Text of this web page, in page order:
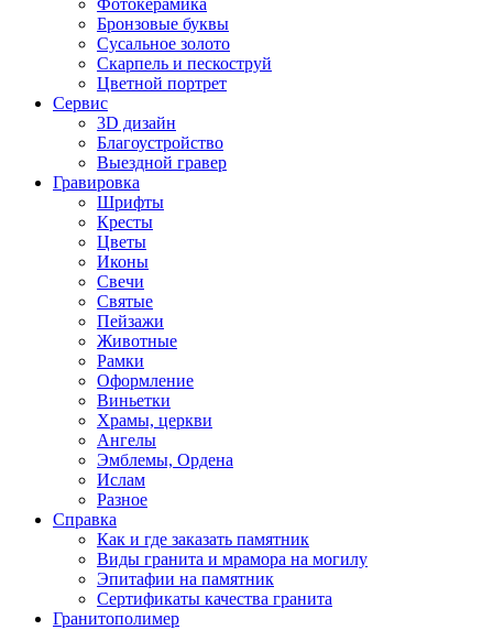
Фотокерамика
Бронзовые буквы
Сусальное золото
Скарпель и пескоструй
Цветной портрет
Сервис
3D дизайн
Благоустройство
Выездной гравер
Гравировка
Шрифты
Кресты
Цветы
Иконы
Свечи
Святые
Пейзажи
Животные
Рамки
Оформление
Виньетки
Храмы, церкви
Ангелы
Эмблемы, Ордена
Ислам
Разное
Справка
Как и где заказать памятник
Виды гранита и мрамора на могилу
Эпитафии на памятник
Сертификаты качества гранита
Гранитополимер